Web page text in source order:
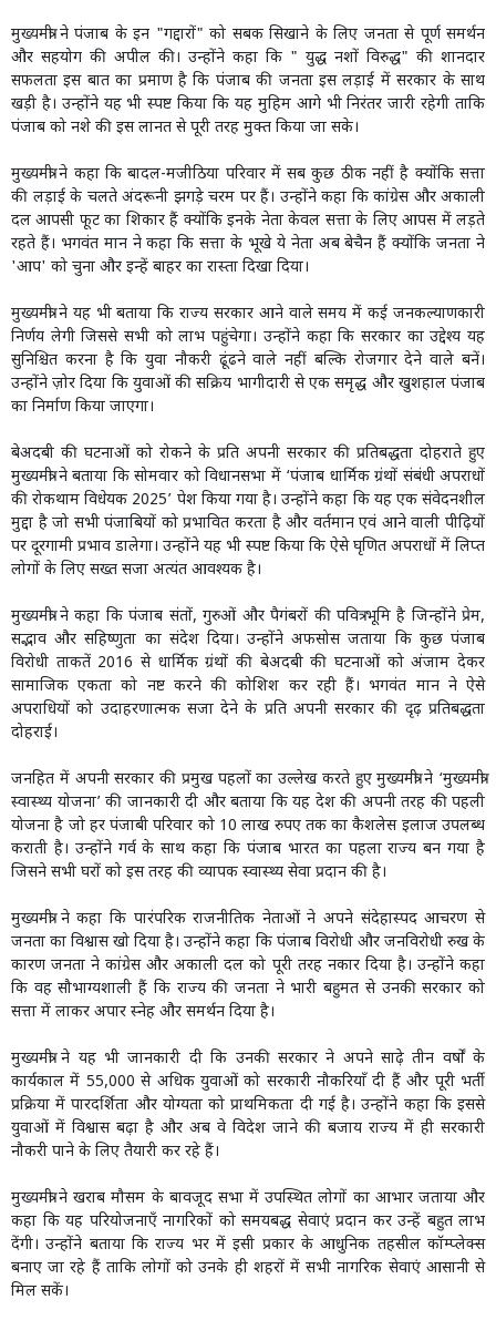
मुख्यमंत्री ने पंजाब के इन "गद्दारों" को सबक सिखाने के लिए जनता से पूर्ण समर्थन
और सहयोग की अपील की। उन्होंने कहा कि " युद्ध नशों विरुद्ध" की शानदार
सफलता इस बात का प्रमाण है कि पंजाब की जनता इस लड़ाई में सरकार के साथ
खड़ी है। उन्होंने यह भी स्पष्ट किया कि यह मुहिम आगे भी निरंतर जारी रहेगी ताकि
पंजाब को नशे की इस लानत से पूरी तरह मुक्त किया जा सके।
मुख्यमंत्री ने कहा कि बादल-मजीठिया परिवार में सब कुछ ठीक नहीं है क्योंकि सत्ता
की लड़ाई के चलते अंदरूनी झगड़े चरम पर हैं। उन्होंने कहा कि कांग्रेस और अकाली
दल आपसी फूट का शिकार हैं क्योंकि इनके नेता केवल सत्ता के लिए आपस में लड़ते
रहते हैं। भगवंत मान ने कहा कि सत्ता के भूखे ये नेता अब बेचैन हैं क्योंकि जनता ने
'आप' को चुना और इन्हें बाहर का रास्ता दिखा दिया।
मुख्यमंत्री ने यह भी बताया कि राज्य सरकार आने वाले समय में कई जनकल्याणकारी
निर्णय लेगी जिससे सभी को लाभ पहुंचेगा। उन्होंने कहा कि सरकार का उद्देश्य यह
सुनिश्चित करना है कि युवा नौकरी ढूंढने वाले नहीं बल्कि रोजगार देने वाले बनें।
उन्होंने ज़ोर दिया कि युवाओं की सक्रिय भागीदारी से एक समृद्ध और खुशहाल पंजाब
का निर्माण किया जाएगा।
बेअदबी की घटनाओं को रोकने के प्रति अपनी सरकार की प्रतिबद्धता दोहराते हुए
मुख्यमंत्री ने बताया कि सोमवार को विधानसभा में ‘पंजाब धार्मिक ग्रंथों संबंधी अपराधों
की रोकथाम विधेयक 2025’ पेश किया गया है। उन्होंने कहा कि यह एक संवेदनशील
मुद्दा है जो सभी पंजाबियों को प्रभावित करता है और वर्तमान एवं आने वाली पीढ़ियों
पर दूरगामी प्रभाव डालेगा। उन्होंने यह भी स्पष्ट किया कि ऐसे घृणित अपराधों में लिप्त
लोगों के लिए सख्त सजा अत्यंत आवश्यक है।
मुख्यमंत्री ने कहा कि पंजाब संतों, गुरुओं और पैगंबरों की पवित्र भूमि है जिन्होंने प्रेम,
सद्भाव और सहिष्णुता का संदेश दिया। उन्होंने अफसोस जताया कि कुछ पंजाब
विरोधी ताकतें 2016 से धार्मिक ग्रंथों की बेअदबी की घटनाओं को अंजाम देकर
सामाजिक एकता को नष्ट करने की कोशिश कर रही हैं। भगवंत मान ने ऐसे
अपराधियों को उदाहरणात्मक सजा देने के प्रति अपनी सरकार की दृढ़ प्रतिबद्धता
दोहराई।
जनहित में अपनी सरकार की प्रमुख पहलों का उल्लेख करते हुए मुख्यमंत्री ने ‘मुख्यमंत्री
स्वास्थ्य योजना’ की जानकारी दी और बताया कि यह देश की अपनी तरह की पहली
योजना है जो हर पंजाबी परिवार को 10 लाख रुपए तक का कैशलेस इलाज उपलब्ध
कराती है। उन्होंने गर्व के साथ कहा कि पंजाब भारत का पहला राज्य बन गया है
जिसने सभी घरों को इस तरह की व्यापक स्वास्थ्य सेवा प्रदान की है।
मुख्यमंत्री ने कहा कि पारंपरिक राजनीतिक नेताओं ने अपने संदेहास्पद आचरण से
जनता का विश्वास खो दिया है। उन्होंने कहा कि पंजाब विरोधी और जनविरोधी रुख के
कारण जनता ने कांग्रेस और अकाली दल को पूरी तरह नकार दिया है। उन्होंने कहा
कि वह सौभाग्यशाली हैं कि राज्य की जनता ने भारी बहुमत से उनकी सरकार को
सत्ता में लाकर अपार स्नेह और समर्थन दिया है।
मुख्यमंत्री ने यह भी जानकारी दी कि उनकी सरकार ने अपने साढ़े तीन वर्षों के
कार्यकाल में 55,000 से अधिक युवाओं को सरकारी नौकरियाँ दी हैं और पूरी भर्ती
प्रक्रिया में पारदर्शिता और योग्यता को प्राथमिकता दी गई है। उन्होंने कहा कि इससे
युवाओं में विश्वास बढ़ा है और अब वे विदेश जाने की बजाय राज्य में ही सरकारी
नौकरी पाने के लिए तैयारी कर रहे हैं।
मुख्यमंत्री ने खराब मौसम के बावजूद सभा में उपस्थित लोगों का आभार जताया और
कहा कि यह परियोजनाएँ नागरिकों को समयबद्ध सेवाएं प्रदान कर उन्हें बहुत लाभ
देंगी। उन्होंने बताया कि राज्य भर में इसी प्रकार के आधुनिक तहसील कॉम्प्लेक्स
बनाए जा रहे हैं ताकि लोगों को उनके ही शहरों में सभी नागरिक सेवाएं आसानी से
मिल सकें।